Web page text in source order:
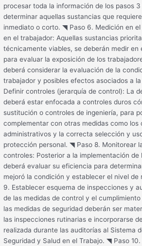
procesar toda la información de los pasos
determinar aquellas sustancias que
inmediato o corto. ◥ Paso 6. Medición en
en el trabajador: Aquellas sustancias
técnicamente viables, se deberán medir en
para evaluar la exposición de los
deberá considerar la evaluación de la
trabajador y posibles efectos asociados a
Definir controles (jerarquía de control): La
deberá estar enfocada a controles duros
sustitución o controles de ingeniería, para
complementar con otras medidas como los
administrativos y la correcta selección y
protección personal. ◥ Paso 8. Monitorear
controles: Posterior a la implementación de
deberá evaluar su eficiencia para
mejoró la condición y establecer el nivel de
9. Establecer esquema de inspecciones y
de las medidas de control y el
las medidas de seguridad deberán ser
las inspecciones rutinarias e incorporarse
realizada durante las auditorías al Sistema
Seguridad y Salud en el Trabajo. ◥ Paso